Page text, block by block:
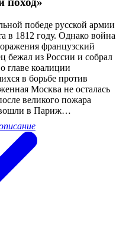
победе русской армии
в 1812 году. Однако война
французский
бежал из России и собрал
главе коалиции
в борьбе против
Москва не осталась
великого пожара
вошли в Париж…